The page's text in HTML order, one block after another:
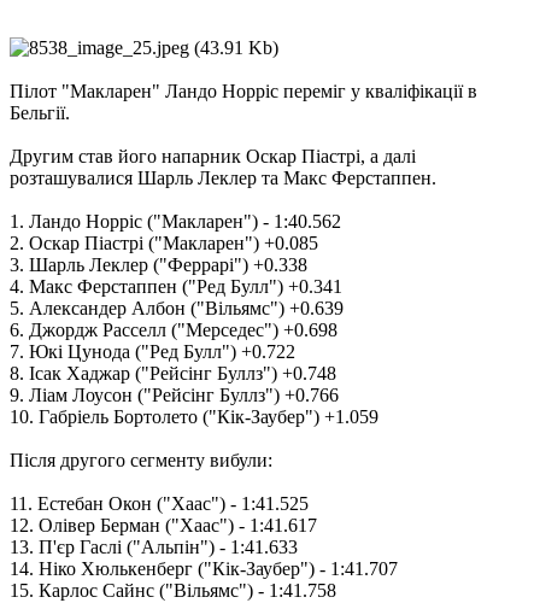
Пілот "Макларен" Ландо Норріс переміг у кваліфікації в
Бельгії.
Другим став його напарник Оскар Піастрі, а далі
розташувалися Шарль Леклер та Макс Ферстаппен.
1. Ландо Норріс ("Макларен") - 1:40.562
2. Оскар Піастрі ("Макларен") +0.085
3. Шарль Леклер ("Феррарі") +0.338
4. Макс Ферстаппен ("Ред Булл") +0.341
5. Александер Албон ("Вільямс") +0.639
6. Джордж Расселл ("Мерседес") +0.698
7. Юкі Цунода ("Ред Булл") +0.722
8. Ісак Хаджар ("Рейсінг Буллз") +0.748
9. Ліам Лоусон ("Рейсінг Буллз") +0.766
10. Габріель Бортолето ("Кік-Заубер") +1.059
Після другого сегменту вибули:
11. Естебан Окон ("Хаас") - 1:41.525
12. Олівер Берман ("Хаас") - 1:41.617
13. П'єр Гаслі ("Альпін") - 1:41.633
14. Ніко Хюлькенберг ("Кік-Заубер") - 1:41.707
15. Карлос Сайнс ("Вільямс") - 1:41.758